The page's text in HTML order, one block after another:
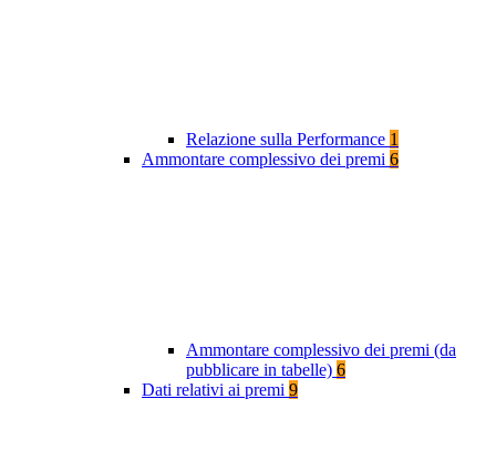
Relazione sulla Performance 1
Ammontare complessivo dei premi 6
Ammontare complessivo dei premi (da
pubblicare in tabelle) 6
Dati relativi ai premi 9